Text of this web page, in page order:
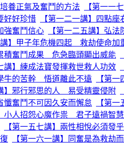
養正氣及奮鬥的方法
【第一一
好好珍惜
【第一二一講】四點
強奮鬥信心
【第一二五講】弘
講】甲子年危機四起 救劫使命加
積奮鬥成果 危急臨頭顯出威能
講】練成法寶發揮救世救人功效
牛的苦幹 悟道離此不遠
【第
】邪行邪思的人 易受精靈侵附
懺奮鬥不可因久安而懈怠
【第
小人招怨心魔作祟 君子遠禍智
【第一五七講】兩性相悅必須發
【第一六一講】同奮是為救劫